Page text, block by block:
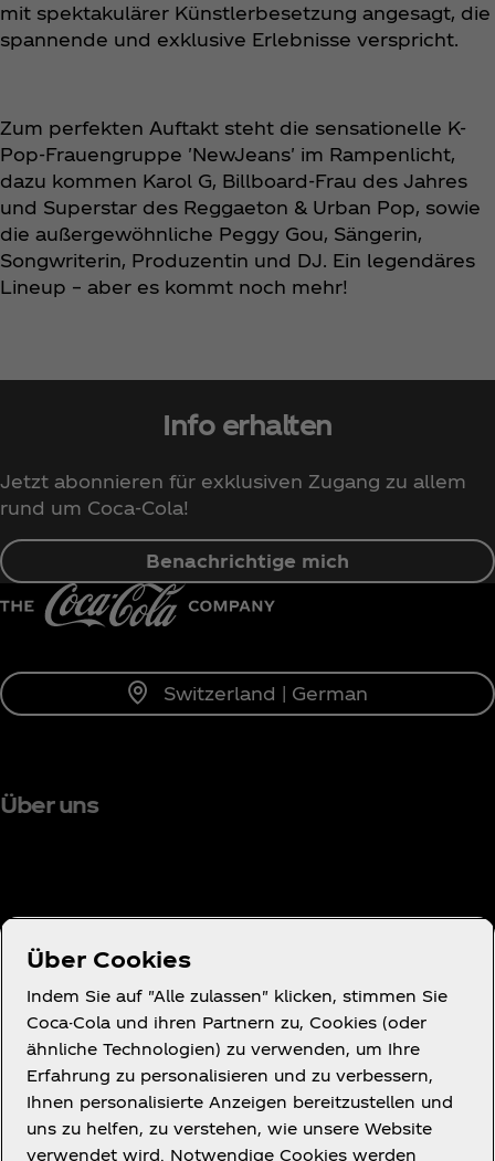
mit spektakulärer Künstlerbesetzung angesagt, die
spannende und exklusive Erlebnisse verspricht.
Zum perfekten Auftakt steht die sensationelle K-
Pop-Frauengruppe 'NewJeans' im Rampenlicht,
dazu kommen Karol G, Billboard-Frau des Jahres
und Superstar des Reggaeton & Urban Pop, sowie
die außergewöhnliche Peggy Gou, Sängerin,
Songwriterin, Produzentin und DJ. Ein legendäres
Lineup – aber es kommt noch mehr!
Info erhalten
Jetzt abonnieren für exklusiven Zugang zu allem
rund um Coca‑Cola!
Benachrichtige mich
Switzerland | German
Über uns
Brauchst du Hilfe?
Nutzungsbedingungen
Datenschutzerklärung für Verbraucher
Cookie-Hinweis
Über Cookies
Indem Sie auf "Alle zulassen" klicken, stimmen Sie
Coca-Cola und ihren Partnern zu, Cookies (oder
ähnliche Technologien) zu verwenden, um Ihre
Erfahrung zu personalisieren und zu verbessern,
Ihnen personalisierte Anzeigen bereitzustellen und
uns zu helfen, zu verstehen, wie unsere Website
verwendet wird. Notwendige Cookies werden